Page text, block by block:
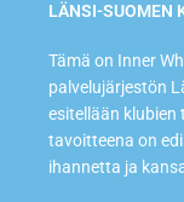
LÄNSI-SUOMEN
Tämä on Inner
palvelujärjestön
esitellään klubien
tavoitteena on
ihannetta ja